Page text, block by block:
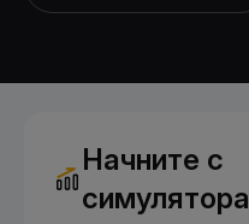
Начните с
симулятора